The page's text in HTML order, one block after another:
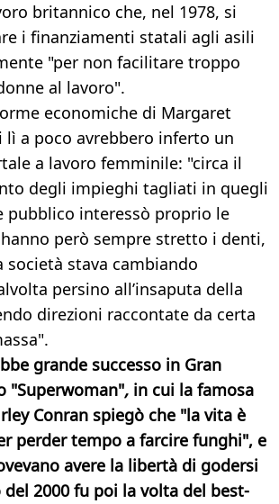
britannico che, nel 1978, si
i finanziamenti statali agli asili
"per non facilitare troppo
al lavoro".
economiche di Margaret
lì a poco avrebbero inferto un
a lavoro femminile: "circa il
degli impieghi tagliati in quegli
pubblico interessò proprio le
però sempre stretto i denti,
società stava cambiando
persino all’insaputa della
direzioni raccontate da certa
grande successo in Gran
"Superwoman", in cui la famosa
Conran spiegò che "la vita è
perder tempo a farcire funghi", e
avere la libertà di godersi
del 2000 fu poi la volta del best-